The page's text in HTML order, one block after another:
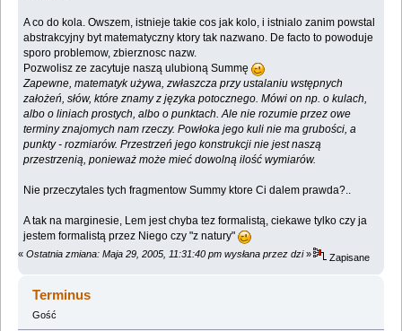
A co do kola. Owszem, istnieje takie cos jak kolo, i istnialo zanim powstal
abstrakcyjny byt matematyczny ktory tak nazwano. De facto to powoduje
sporo problemow, zbierznosc nazw.
Pozwolisz ze zacytuje naszą ulubioną Summę
Zapewne, matematyk używa, zwłaszcza przy ustalaniu wstępnych
założeń, słów, które znamy z języka potocznego. Mówi on np. o kulach,
albo o liniach prostych, albo o punktach. Ale nie rozumie przez owe
terminy znajomych nam rzeczy. Powłoka jego kuli nie ma grubości, a
punkty - rozmiarów. Przestrzeń jego konstrukcji nie jest naszą
przestrzenią, ponieważ może mieć dowolną ilość wymiarów.
Nie przeczytales tych fragmentow Summy ktore Ci dalem prawda?..
A tak na marginesie, Lem jest chyba tez formalistą, ciekawe tylko czy ja
jestem formalistą przez Niego czy "z natury"
« Ostatnia zmiana: Maja 29, 2005, 11:31:40 pm wysłana przez dzi» Zapisane
Terminus
Gość